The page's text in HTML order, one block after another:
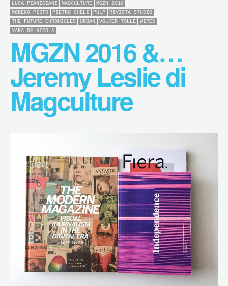
LUCA PIANIGIANI
MAGCULTURE
MGZN 2016
MORENO PISTO
PIETRO CHELI PULP
RIVISTA STUDIO
THE FUTURE CHRONICLES
URBAN VOLKER TOLLE
WIRED
YARA DE NICOLA
MGZN 2016 &…
Jeremy Leslie di
Magculture